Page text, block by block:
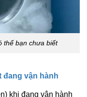
thể bạn chưa biết
đang vận hành
khi đang vận hành